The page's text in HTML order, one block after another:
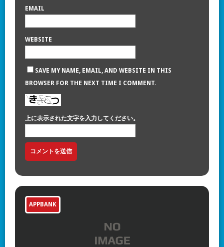
EMAIL
WEBSITE
SAVE MY NAME, EMAIL, AND WEBSITE IN THIS
BROWSER FOR THE NEXT TIME I COMMENT.
上に表示された文字を入力してください。
APPBANK